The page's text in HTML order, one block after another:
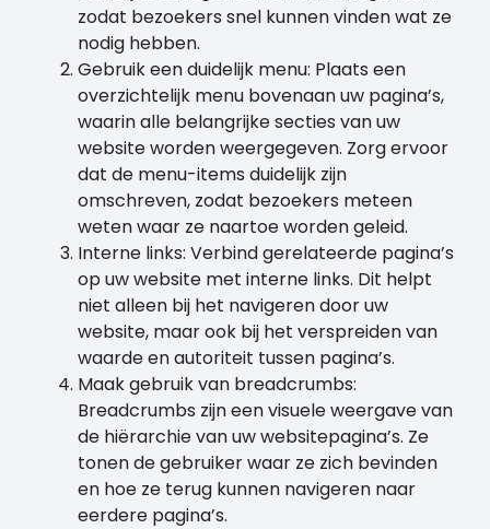
zodat bezoekers snel kunnen vinden wat ze
nodig hebben.
Gebruik een duidelijk menu: Plaats een
overzichtelijk menu bovenaan uw pagina’s,
waarin alle belangrijke secties van uw
website worden weergegeven. Zorg ervoor
dat de menu-items duidelijk zijn
omschreven, zodat bezoekers meteen
weten waar ze naartoe worden geleid.
Interne links: Verbind gerelateerde pagina’s
op uw website met interne links. Dit helpt
niet alleen bij het navigeren door uw
website, maar ook bij het verspreiden van
waarde en autoriteit tussen pagina’s.
Maak gebruik van breadcrumbs:
Breadcrumbs zijn een visuele weergave van
de hiërarchie van uw websitepagina’s. Ze
tonen de gebruiker waar ze zich bevinden
en hoe ze terug kunnen navigeren naar
eerdere pagina’s.